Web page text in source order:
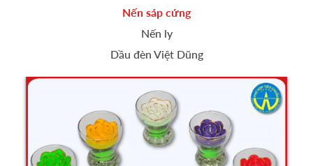
Nến sáp cứng
Nến ly
Dầu đèn Việt Dũng